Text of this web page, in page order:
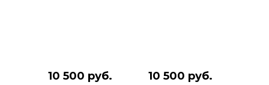
10 500 руб. 10 500 руб.